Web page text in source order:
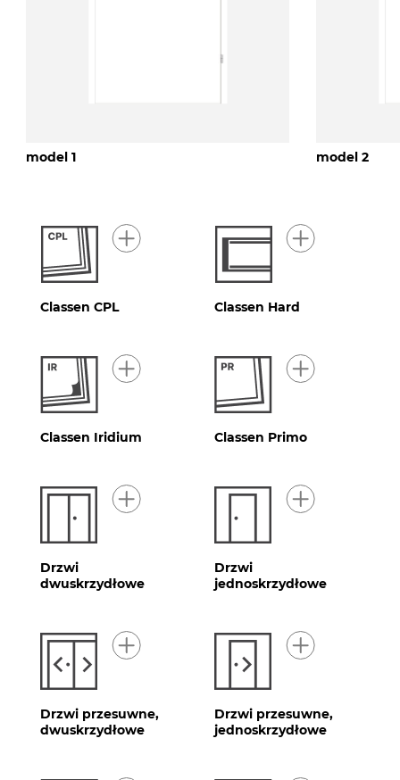
model 1 model 2
Classen CPL Classen Hard
Classen Iridium Classen Primo
Drzwi
dwuskrzydłowe
Drzwi
jednoskrzydłowe
Drzwi przesuwne,
dwuskrzydłowe
Drzwi przesuwne,
jednoskrzydłowe